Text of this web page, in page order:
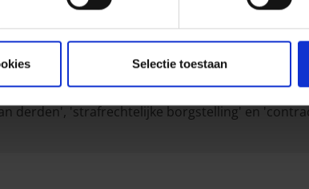
Selectie toestaan
personen die in het kader van deze verzekering
geldt enkel als aanvulling op de
bedraagt 125.000 euro, ongeacht het aantal
derden', 'strafrechtelijke borgstelling' en